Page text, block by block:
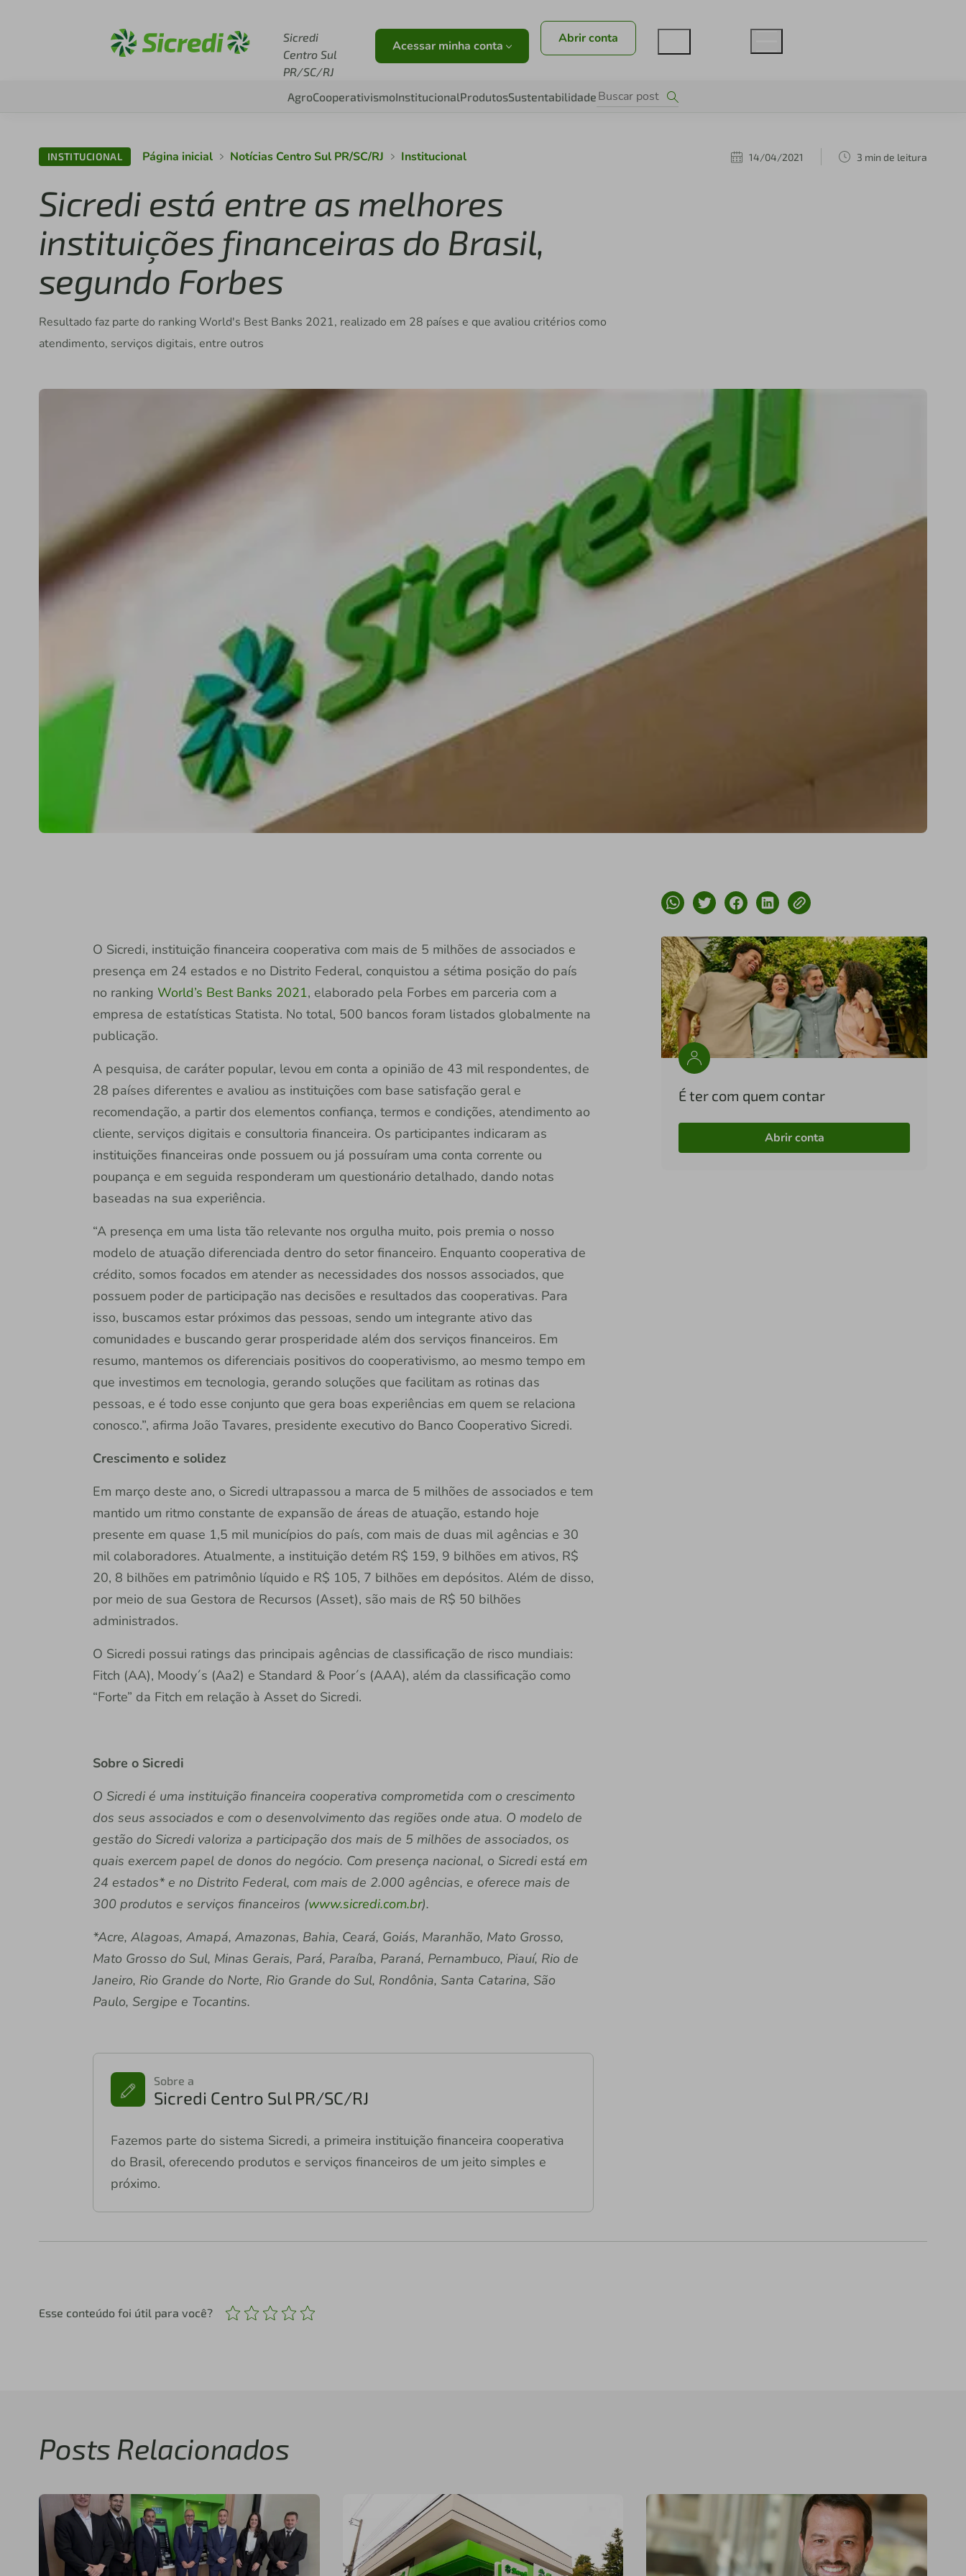
Sicredi
Centro Sul
PR/SC/RJ
Acessar minha conta Abrir conta
AgroCooperativismoInstitucionalProdutosSustentabilidade
INSTITUCIONAL Página inicial Notícias Centro Sul PR/SC/RJ Institucional 14/04/2021 3 min de leitura
Sicredi está entre as melhores
instituições financeiras do Brasil,
segundo Forbes
Resultado faz parte do ranking World's Best Banks 2021, realizado em 28 países e que avaliou critérios como
atendimento, serviços digitais, entre outros
O Sicredi, instituição financeira cooperativa com mais de 5 milhões de associados e
presença em 24 estados e no Distrito Federal, conquistou a sétima posição do país
no ranking World’s Best Banks 2021, elaborado pela Forbes em parceria com a
empresa de estatísticas Statista. No total, 500 bancos foram listados globalmente na
publicação.
A pesquisa, de caráter popular, levou em conta a opinião de 43 mil respondentes, de
28 países diferentes e avaliou as instituições com base satisfação geral e
recomendação, a partir dos elementos confiança, termos e condições, atendimento ao
cliente, serviços digitais e consultoria financeira. Os participantes indicaram as
instituições financeiras onde possuem ou já possuíram uma conta corrente ou
poupança e em seguida responderam um questionário detalhado, dando notas
baseadas na sua experiência.
“A presença em uma lista tão relevante nos orgulha muito, pois premia o nosso
modelo de atuação diferenciada dentro do setor financeiro. Enquanto cooperativa de
crédito, somos focados em atender as necessidades dos nossos associados, que
possuem poder de participação nas decisões e resultados das cooperativas. Para
isso, buscamos estar próximos das pessoas, sendo um integrante ativo das
comunidades e buscando gerar prosperidade além dos serviços financeiros. Em
resumo, mantemos os diferenciais positivos do cooperativismo, ao mesmo tempo em
que investimos em tecnologia, gerando soluções que facilitam as rotinas das
pessoas, e é todo esse conjunto que gera boas experiências em quem se relaciona
conosco.”, afirma João Tavares, presidente executivo do Banco Cooperativo Sicredi.
Crescimento e solidez
Em março deste ano, o Sicredi ultrapassou a marca de 5 milhões de associados e tem
mantido um ritmo constante de expansão de áreas de atuação, estando hoje
presente em quase 1,5 mil municípios do país, com mais de duas mil agências e 30
mil colaboradores. Atualmente, a instituição detém R$ 159, 9 bilhões em ativos, R$
20, 8 bilhões em patrimônio líquido e R$ 105, 7 bilhões em depósitos. Além de disso,
por meio de sua Gestora de Recursos (Asset), são mais de R$ 50 bilhões
administrados.
O Sicredi possui ratings das principais agências de classificação de risco mundiais:
Fitch (AA), Moody´s (Aa2) e Standard & Poor´s (AAA), além da classificação como
“Forte” da Fitch em relação à Asset do Sicredi.
Sobre o Sicredi
O Sicredi é uma instituição financeira cooperativa comprometida com o crescimento
dos seus associados e com o desenvolvimento das regiões onde atua. O modelo de
gestão do Sicredi valoriza a participação dos mais de 5 milhões de associados, os
quais exercem papel de donos do negócio. Com presença nacional, o Sicredi está em
24 estados* e no Distrito Federal, com mais de 2.000 agências, e oferece mais de
300 produtos e serviços financeiros (www.sicredi.com.br).
*Acre, Alagoas, Amapá, Amazonas, Bahia, Ceará, Goiás, Maranhão, Mato Grosso,
Mato Grosso do Sul, Minas Gerais, Pará, Paraíba, Paraná, Pernambuco, Piauí, Rio de
Janeiro, Rio Grande do Norte, Rio Grande do Sul, Rondônia, Santa Catarina, São
Paulo, Sergipe e Tocantins.
Sobre a
Sicredi Centro Sul PR/SC/RJ
Fazemos parte do sistema Sicredi, a primeira instituição financeira cooperativa
do Brasil, oferecendo produtos e serviços financeiros de um jeito simples e
próximo.
É ter com quem contar
Abrir conta
Esse conteúdo foi útil para você?
Posts Relacionados